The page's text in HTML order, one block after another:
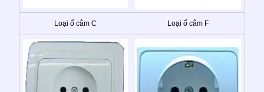
Loại ổ cắm C Loại ổ cắm F